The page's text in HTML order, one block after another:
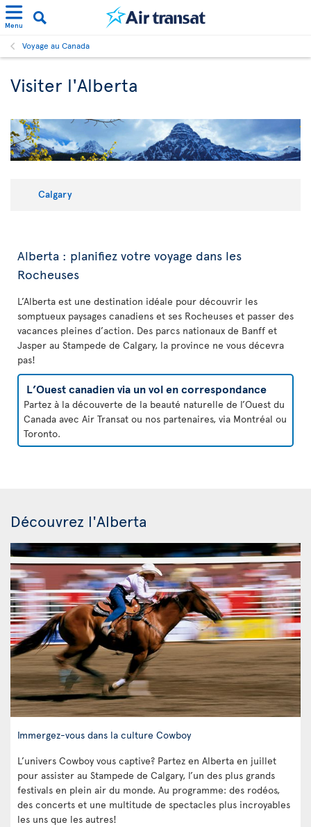
Menu
Voyage au Canada
Visiter l'Alberta
Calgary
Alberta : planifiez votre voyage dans les
Rocheuses
L’Alberta est une destination idéale pour découvrir les
somptueux paysages canadiens et ses Rocheuses et passer des
vacances pleines d’action. Des parcs nationaux de Banff et
Jasper au Stampede de Calgary, la province ne vous décevra
pas!
L’Ouest canadien via un vol en correspondance
Partez à la découverte de la beauté naturelle de l’Ouest du
Canada avec Air Transat ou nos partenaires, via Montréal ou
Toronto.
Découvrez l'Alberta
Immergez-vous dans la culture Cowboy
L’univers Cowboy vous captive? Partez en Alberta en juillet
pour assister au Stampede de Calgary, l’un des plus grands
festivals en plein air du monde. Au programme: des rodéos,
des concerts et une multitude de spectacles plus incroyables
les uns que les autres!